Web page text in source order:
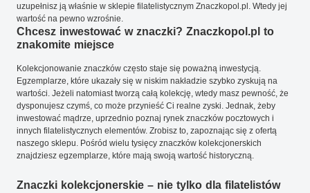
uzupełnisz ją właśnie w sklepie filatelistycznym Znaczkopol.pl. Wtedy jej
wartość na pewno wzrośnie.
Chcesz inwestować w znaczki? Znaczkopol.pl to
znakomite miejsce
Kolekcjonowanie znaczków często staje się poważną inwestycją.
Egzemplarze, które ukazały się w niskim nakładzie szybko zyskują na
wartości. Jeżeli natomiast tworzą całą kolekcję, wtedy masz pewność, że
dysponujesz czymś, co może przynieść Ci realne zyski. Jednak, żeby
inwestować mądrze, uprzednio poznaj rynek znaczków pocztowych i
innych filatelistycznych elementów. Zrobisz to, zapoznając się z ofertą
naszego sklepu. Pośród wielu tysięcy znaczków kolekcjonerskich
znajdziesz egzemplarze, które mają swoją wartość historyczną.
Znaczki kolekcjonerskie – nie tylko dla filatelistów